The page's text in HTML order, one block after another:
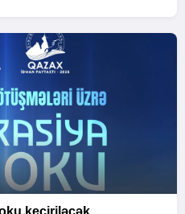
keçiriləcək